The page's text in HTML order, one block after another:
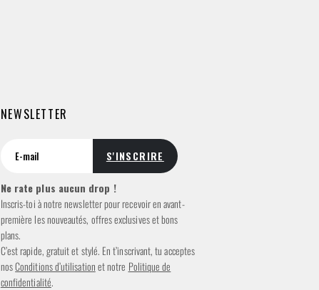
NEWSLETTER
Ne rate plus aucun drop !
Inscris-toi à notre newsletter pour recevoir en avant-
première les nouveautés, offres exclusives et bons
plans.
C’est rapide, gratuit et stylé. En t’inscrivant, tu acceptes
nosConditions d’utilisationet notre Politique de
confidentialité.